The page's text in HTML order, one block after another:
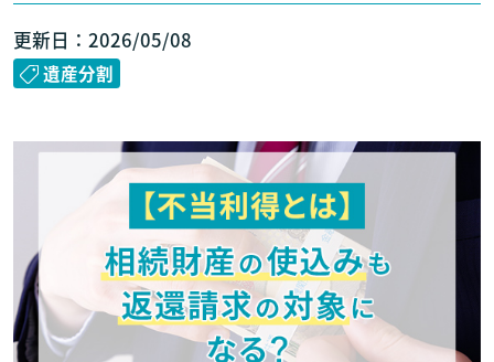
更新日：2026/05/08
遺産分割